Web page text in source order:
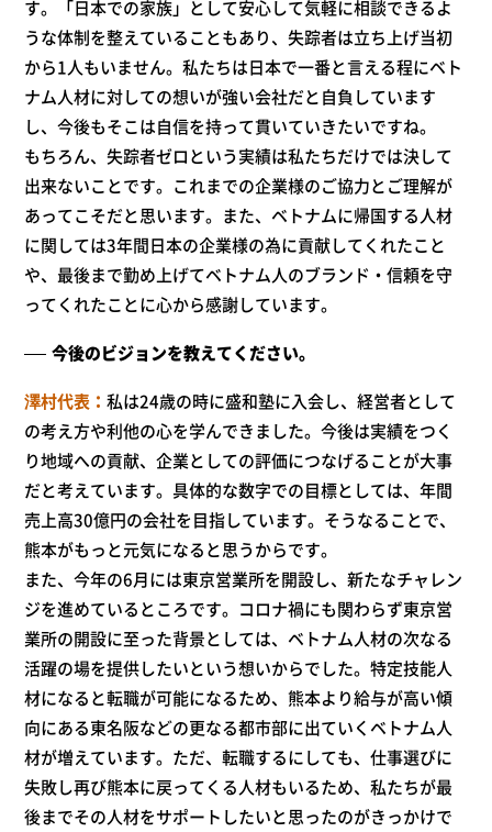
す。「日本での家族」として安心して気軽に相談できるよ
うな体制を整えていることもあり、失踪者は立ち上げ当初
から1人もいません。私たちは日本で一番と言える程にベト
ナム人材に対しての想いが強い会社だと自負しています
し、今後もそこは自信を持って貫いていきたいですね。
もちろん、失踪者ゼロという実績は私たちだけでは決して
出来ないことです。これまでの企業様のご協力とご理解が
あってこそだと思います。また、ベトナムに帰国する人材
に関しては3年間日本の企業様の為に貢献してくれたこと
や、最後まで勤め上げてベトナム人のブランド・信頼を守
ってくれたことに心から感謝しています。
今後のビジョンを教えてください。
澤村代表
私は24歳の時に盛和塾に入会し、経営者として
の考え方や利他の心を学んできました。今後は実績をつく
り地域への貢献、企業としての評価につなげることが大事
だと考えています。具体的な数字での目標としては、年間
売上高30億円の会社を目指しています。そうなることで、
熊本がもっと元気になると思うからです。
また、今年の6月には東京営業所を開設し、新たなチャレン
ジを進めているところです。コロナ禍にも関わらず東京営
業所の開設に至った背景としては、ベトナム人材の次なる
活躍の場を提供したいという想いからでした。特定技能人
材になると転職が可能になるため、熊本より給与が高い傾
向にある東名阪などの更なる都市部に出ていくベトナム人
材が増えています。ただ、転職するにしても、仕事選びに
失敗し再び熊本に戻ってくる人材もいるため、私たちが最
後までその人材をサポートしたいと思ったのがきっかけで